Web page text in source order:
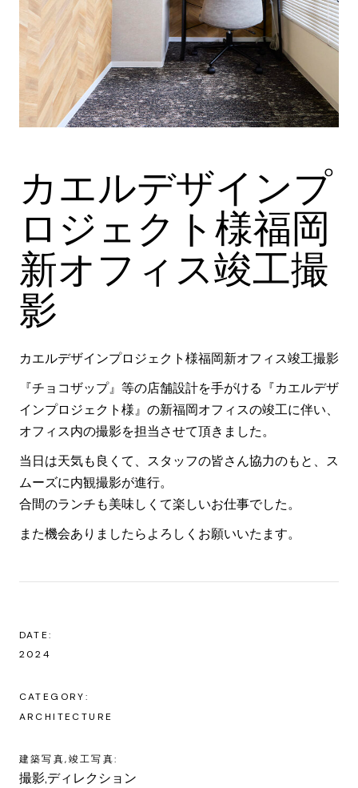
カエルデザインプ
ロジェクト様福岡
新オフィス竣工撮
影
カエルデザインプロジェクト様福岡新オフィス竣工撮影
『チョコザップ』等の店舗設計を手がける『カエルデザ
インプロジェクト様』の新福岡オフィスの竣工に伴い、
オフィス内の撮影を担当させて頂きました。
当日は天気も良くて、スタッフの皆さん協力のもと、ス
ムーズに内観撮影が進行。
合間のランチも美味しくて楽しいお仕事でした。
また機会ありましたらよろしくお願いいたます。
DATE:
2024
CATEGORY:
ARCHITECTURE
建築写真,竣工写真:
撮影,ディレクション